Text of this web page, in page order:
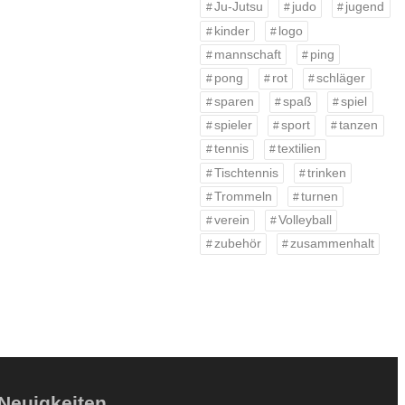
Ju-Jutsu
judo
jugend
kinder
logo
mannschaft
ping
pong
rot
schläger
sparen
spaß
spiel
spieler
sport
tanzen
tennis
textilien
Tischtennis
trinken
Trommeln
turnen
verein
Volleyball
zubehör
zusammenhalt